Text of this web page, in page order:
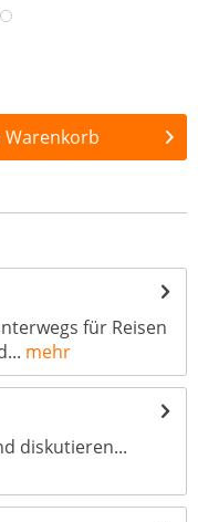
Warenkorb
für Reisen
mehr
diskutieren...